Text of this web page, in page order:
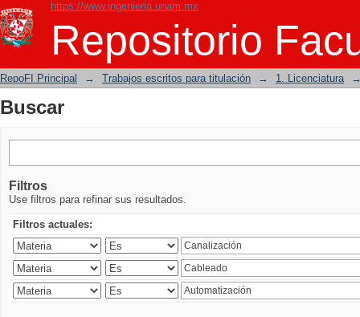
https://www.ingenieria.unam.mx
Repositorio
Buscar
RepoFI Principal → Trabajos escritos para titulación → 1. Licenciatura
Buscar
Filtros
Use filtros para refinar sus resultados.
Filtros actuales: